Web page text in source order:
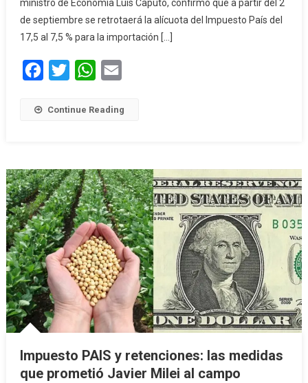
ministro de Economía Luis Caputo, confirmó que a partir del 2
de septiembre se retrotaerá la alícuota del Impuesto País del
17,5 al 7,5 % para la importación […]
Facebook
Twitter WhatsApp
Continue Reading
Impuesto PAIS y retenciones: las medidas
que prometió Javier Milei al campo